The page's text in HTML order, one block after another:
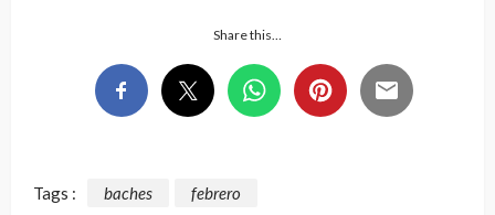
Share this…
Tags : baches febrero